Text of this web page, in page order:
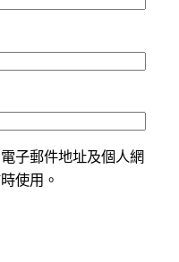
子郵件地址及個人網
使用。